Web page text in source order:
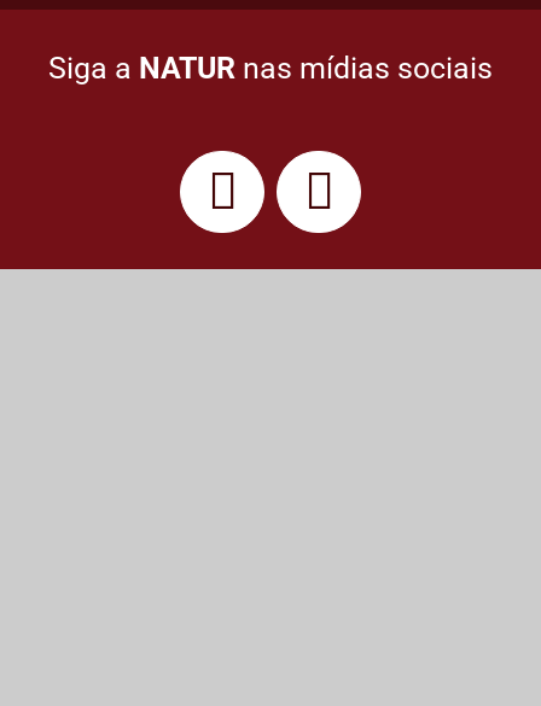
Siga a NATUR nas mídias sociais